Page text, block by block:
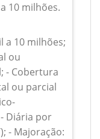
10 milhões.
a 10 milhões;
ou
- Cobertura
ou parcial
Diária por
- Majoração: